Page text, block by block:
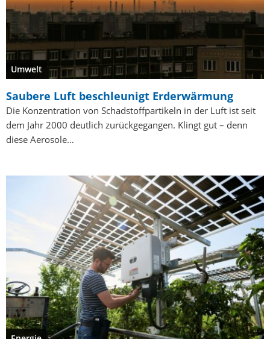
Umwelt
Saubere Luft beschleunigt Erderwärmung
Die Konzentration von Schadstoffpartikeln in der Luft ist seit
dem Jahr 2000 deutlich zurückgegangen. Klingt gut – denn
diese Aerosole…